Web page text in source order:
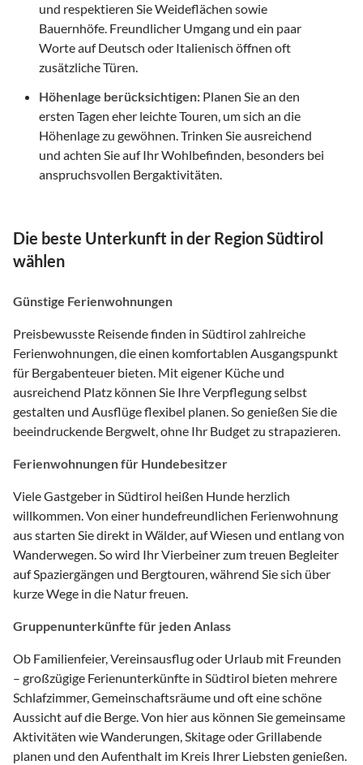
und respektieren Sie Weideflächen sowie
Bauernhöfe. Freundlicher Umgang und ein paar
Worte auf Deutsch oder Italienisch öffnen oft
zusätzliche Türen.
Höhenlage berücksichtigen: Planen Sie an den
ersten Tagen eher leichte Touren, um sich an die
Höhenlage zu gewöhnen. Trinken Sie ausreichend
und achten Sie auf Ihr Wohlbefinden, besonders bei
anspruchsvollen Bergaktivitäten.
Die beste Unterkunft in der Region Südtirol
wählen
Günstige Ferienwohnungen
Preisbewusste Reisende finden in Südtirol zahlreiche
Ferienwohnungen, die einen komfortablen Ausgangspunkt
für Bergabenteuer bieten. Mit eigener Küche und
ausreichend Platz können Sie Ihre Verpflegung selbst
gestalten und Ausflüge flexibel planen. So genießen Sie die
beeindruckende Bergwelt, ohne Ihr Budget zu strapazieren.
Ferienwohnungen für Hundebesitzer
Viele Gastgeber in Südtirol heißen Hunde herzlich
willkommen. Von einer hundefreundlichen Ferienwohnung
aus starten Sie direkt in Wälder, auf Wiesen und entlang von
Wanderwegen. So wird Ihr Vierbeiner zum treuen Begleiter
auf Spaziergängen und Bergtouren, während Sie sich über
kurze Wege in die Natur freuen.
Gruppenunterkünfte für jeden Anlass
Ob Familienfeier, Vereinsausflug oder Urlaub mit Freunden
– großzügige Ferienunterkünfte in Südtirol bieten mehrere
Schlafzimmer, Gemeinschaftsräume und oft eine schöne
Aussicht auf die Berge. Von hier aus können Sie gemeinsame
Aktivitäten wie Wanderungen, Skitage oder Grillabende
planen und den Aufenthalt im Kreis Ihrer Liebsten genießen.